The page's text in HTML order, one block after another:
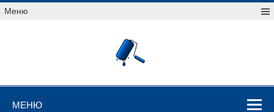
Перейти
Меню
графики
МЕНЮ